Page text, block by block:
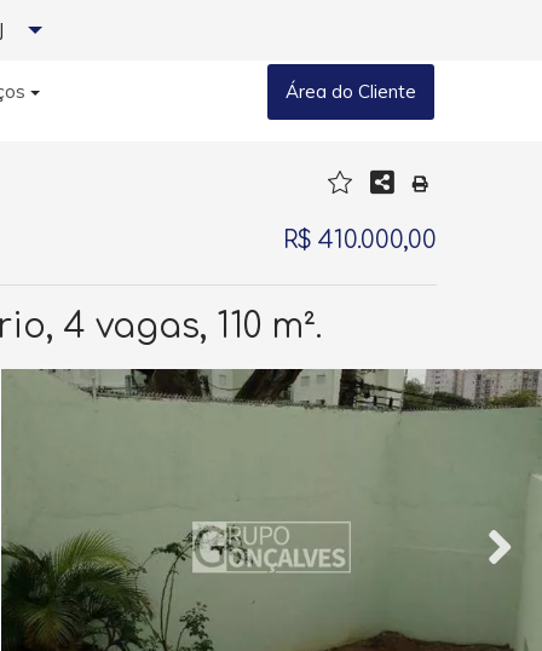
Área do Cliente
R$ 410.000,00
4 vagas, 110 m².